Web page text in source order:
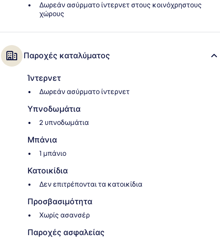
Δωρεάν ασύρματο ίντερνετ στους κοινόχρηστους
χώρους
Παροχές καταλύματος
Ίντερνετ
Δωρεάν ασύρματο ίντερνετ
Υπνοδωμάτια
2 υπνοδωμάτια
Μπάνια
1 μπάνιο
Κατοικίδια
Δεν επιτρέπονται τα κατοικίδια
Προσβασιμότητα
Χωρίς ασανσέρ
Παροχές ασφαλείας